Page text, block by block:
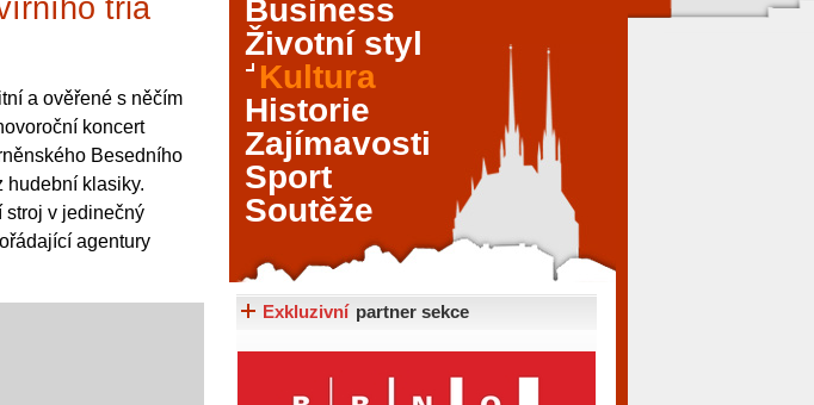
tria
a ověřené s něčím
koncert
Besedního
hudební klasiky.
stroj v jedinečný
agentury
hrami v Brně: Od
zajímavé památky, skvělé
Mimo jiné je ale také
a bezpečně vyzkoušet
kvetoucí moravské
nabídku her od klasické
jak pro pravidelné
Business
Životní styl
Kultura
Historie
Zajímavosti
Sport
Soutěže
Exkluzivní partner sekce